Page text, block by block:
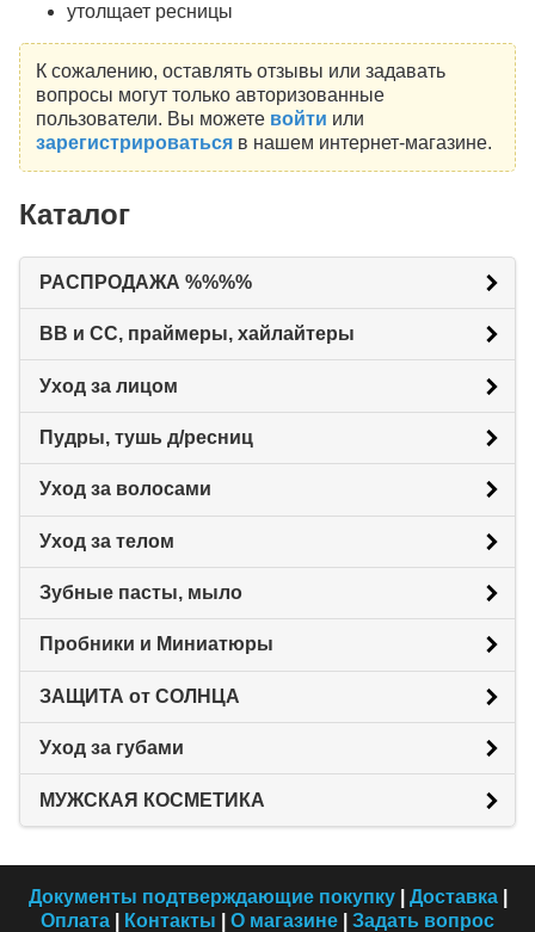
утолщает ресницы
К сожалению, оставлять отзывы или задавать
вопросы могут только авторизованные
пользователи. Вы можете войти или
зарегистрироватьсяв нашем интернет-магазине.
Каталог
РАСПРОДАЖА %%%%
BB и CC, праймеры, хайлайтеры
Уход за лицом
Пудры, тушь д/ресниц
Уход за волосами
Уход за телом
Зубные пасты, мыло
Пробники и Миниатюры
ЗАЩИТА от СОЛНЦА
Уход за губами
МУЖСКАЯ КОСМЕТИКА
Документы подтверждающие покупку| Доставка|
Оплата
Контакты О магазине Задать вопрос